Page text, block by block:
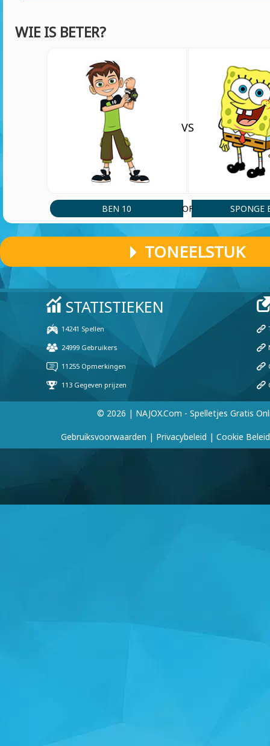
WIE IS BETER?
BEN 10
VS
OF SPONGE
TONEELSTUK
© 2026 | NAJOX.com - Spelletjes Gratis
Gebruiksvoorwaarden | Privacybeleid | Cookie Beleid